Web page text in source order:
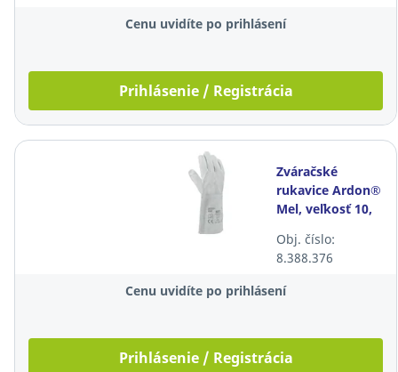
Cenu uvidíte po prihlásení
Prihlásenie / Registrácia
Zváračské
rukavice Ardon®
Mel, veľkosť 10,
Obj. číslo:
8.388.376
Cenu uvidíte po prihlásení
Prihlásenie / Registrácia